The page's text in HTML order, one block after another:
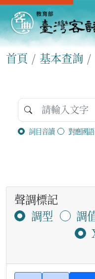
首頁 基本查詢
詞目音讀 對應國語
聲調標記
調型
調